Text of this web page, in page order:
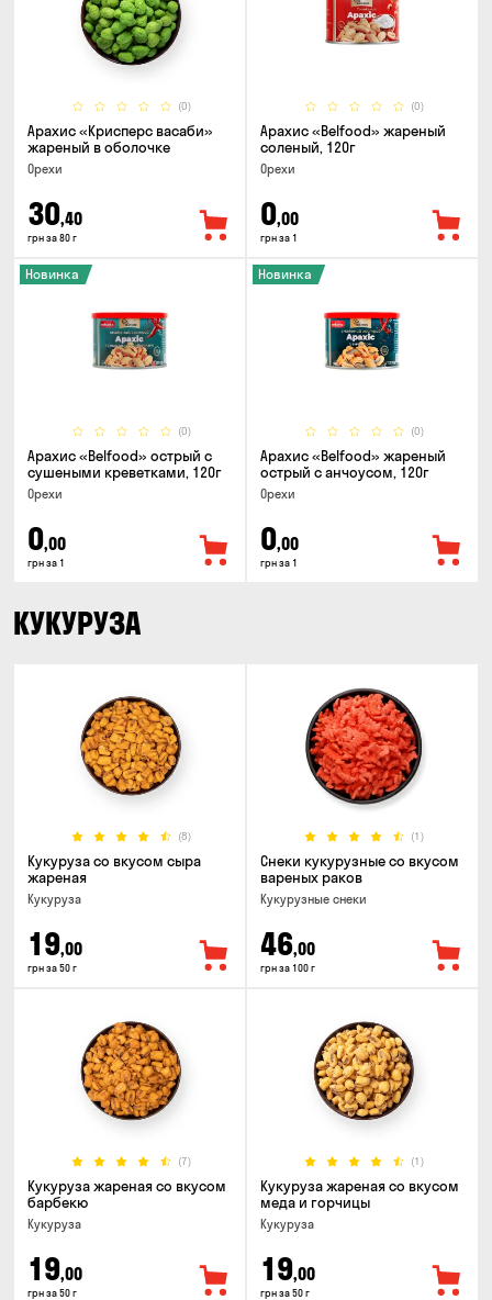
(0)
Арахис «Крисперс васаби»
жареный в оболочке
Орехи
30,40
грн за 80 г
(0)
Арахис «Belfood» жареный
соленый, 120г
Орехи
0,00
грн за 1
(0)
Новинка
Арахис «Belfood» острый с
сушеными креветками, 120г
Орехи
0,00
грн за 1
(0)
Новинка
Арахис «Belfood» жареный
острый с анчоусом, 120г
Орехи
0,00
грн за 1
КУКУРУЗА
(8)
Кукуруза со вкусом сыра
жареная
Кукуруза
19,00
грн за 50 г
(1)
Снеки кукурузные со вкусом
вареных раков
Кукурузные снеки
46,00
грн за 100 г
(7)
Кукуруза жареная со вкусом
барбекю
Кукуруза
19,00
грн за 50 г
(1)
Кукуруза жареная со вкусом
меда и горчицы
Кукуруза
19,00
грн за 50 г